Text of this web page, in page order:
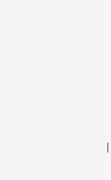
|